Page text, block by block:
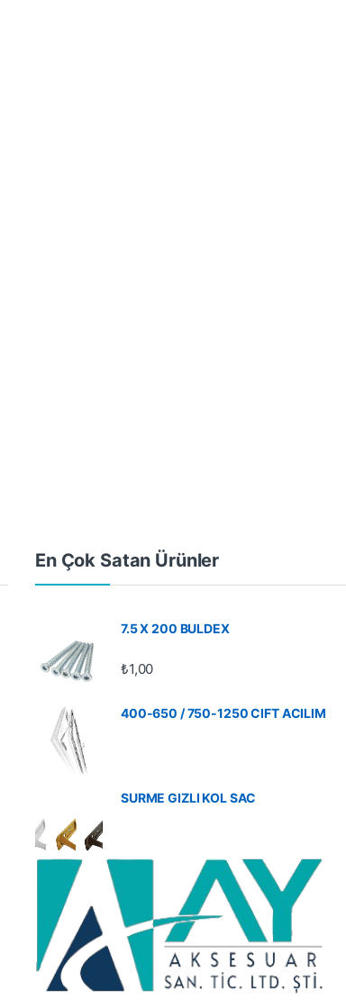
En Çok Satan Ürünler
7.5 X 200 BULDEX
₺1,00
400-650 / 750-1250 CIFT ACILIM
SURME GIZLI KOL SAC